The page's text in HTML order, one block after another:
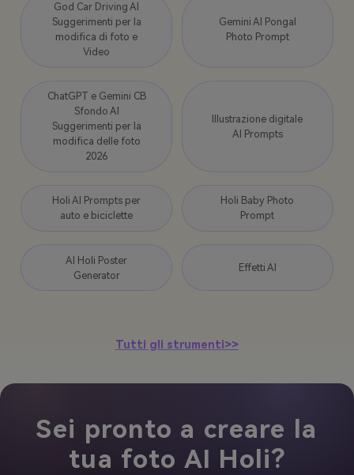
God Car Driving AI
Suggerimenti per la
modifica di foto e
Video
Gemini AI Pongal
Photo Prompt
ChatGPT e Gemini CB
Sfondo AI
Suggerimenti per la
modifica delle foto
2026
Illustrazione digitale
AI Prompts
Holi AI Prompts per
auto e biciclette
Holi Baby Photo
Prompt
AI Holi Poster
Generator
Effetti AI
Tutti gli strumenti>>
Sei pronto a creare la
tua foto AI Holi?